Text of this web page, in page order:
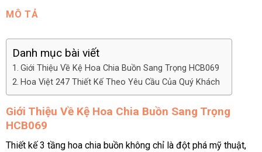
MÔ TẢ
Danh mục bài viết
Giới Thiệu Về Kệ Hoa Chia Buồn Sang Trọng HCB069
Hoa Việt 247 Thiết Kế Theo Yêu Cầu Của Quý Khách
Giới Thiệu Về Kệ Hoa Chia Buồn Sang Trọng
HCB069
Thiết kế 3 tầng hoa chia buồn không chỉ là đột phá mỹ thuật,